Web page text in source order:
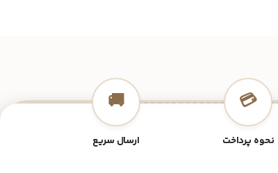
💳
نحوه پرداخت
🚚
ارسال سریع